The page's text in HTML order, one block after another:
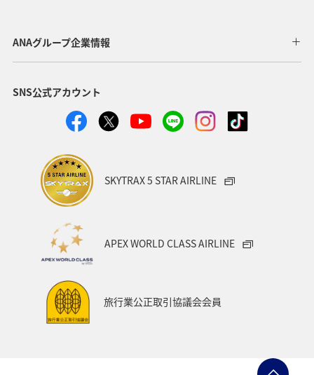
ANAグループ企業情報
SNS公式アカウント
SKYTRAX 5 STAR AIRLINE
APEX WORLD CLASS AIRLINE
旅行業公正取引協議会会員